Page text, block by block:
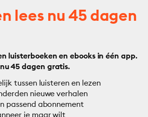
lees nu 45 dagen
luisterboeken en ebooks in één app.
45 dagen gratis.
tussen luisteren en lezen
nieuwe verhalen
passend abonnement
je maar wilt